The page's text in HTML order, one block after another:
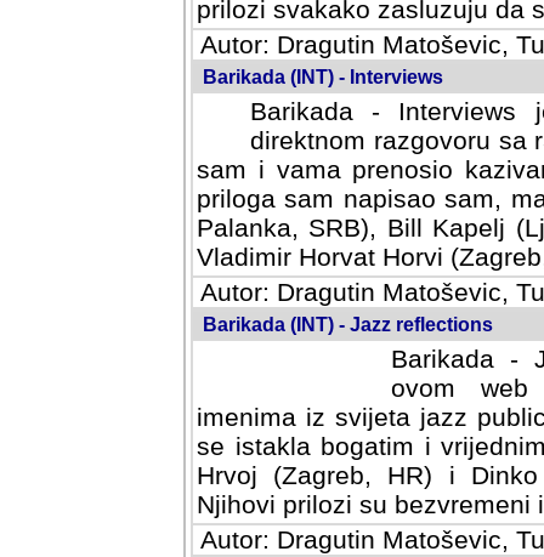
prilozi svakako zasluzuju da
Autor: Dragutin Matoševic,
Barikada (INT) - Interviews
Barikada -
direktnom razgovoru sa
sam i vama prenosio
priloga sam napisao sam,
Palanka, SRB), Bill Kapelj
Vladimir Horvat Horvi
Autor: Dragutin Matoševic,
Barikada (INT) - Jazz reflections
Barikada -
ovom web
imenima iz svijeta jazz
se istakla bogatim i
Hrvoj (Zagreb, HR) i
Njihovi prilozi su bezvremeni
Autor: Dragutin Matoševic,